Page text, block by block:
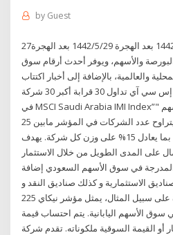
by Guest
والأسهم، ويوفر أحدث أرقام سوق
والعالمية، بالإضافة إلى أخبار اكتتاب
الشركات. يستهدف مؤشر إم إس سي آي تداول 30 قرابة أكبر 30 شركة
في MSCI Saudi Arabia IMI Index”" من حيث القيمة السوقية للأسهم
الحرة ، كما من الممكن أن يتراوح عدد الشركات في المؤشر مابين 25
إلى 35 شركة. ويطبق حد أقصى بما يعادل 15% على وزن كل شركة. يهدف
على المدى الطويل من خلال الاستثمار
في سوق الأسهم السعودي إضافة
الاستثمارية و كذلك صناديق النقد و
المتاجرة على سبيل المثال، يمثل مؤشر نيكاي 225 ‎‎‎‎ 225 شركة، ويعتبر
الأسهم اليابانية. يتم احتساب قيمة
القيمة السوقية ملكوناته. تقدم شركة